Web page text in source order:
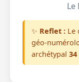
✨ Reflet : Le
géo-
archétypal 34